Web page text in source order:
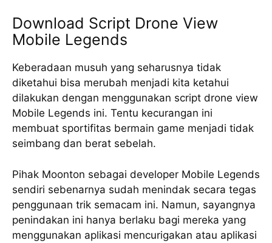
Download Script Drone View
Mobile Legends
Keberadaan musuh yang seharusnya tidak
diketahui bisa merubah menjadi kita ketahui
dilakukan dengan menggunakan script drone view
Mobile Legends ini. Tentu kecurangan ini
membuat sportifitas bermain game menjadi tidak
seimbang dan berat sebelah.
Pihak Moonton sebagai developer Mobile Legends
sendiri sebenarnya sudah menindak secara tegas
penggunaan trik semacam ini. Namun, sayangnya
penindakan ini hanya berlaku bagi mereka yang
menggunakan aplikasi mencurigakan atau aplikasi